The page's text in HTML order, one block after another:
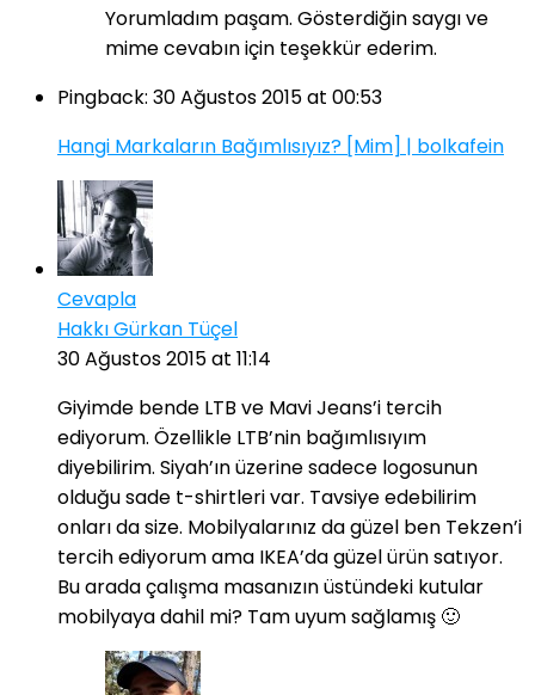
Yorumladım paşam. Gösterdiğin saygı ve
mime cevabın için teşekkür ederim.
Pingback: 30 Ağustos 2015 at 00:53
Hangi Markaların Bağımlısıyız? [Mim] | bolkafein
Cevapla
Hakkı Gürkan Tüçel
30 Ağustos 2015 at 11:14
Giyimde bende LTB ve Mavi Jeans’i tercih
ediyorum. Özellikle LTB’nin bağımlısıyım
diyebilirim. Siyah’ın üzerine sadece logosunun
olduğu sade t-shirtleri var. Tavsiye edebilirim
onları da size. Mobilyalarınız da güzel ben Tekzen’i
tercih ediyorum ama IKEA’da güzel ürün satıyor.
Bu arada çalışma masanızın üstündeki kutular
mobilyaya dahil mi? Tam uyum sağlamış 🙂